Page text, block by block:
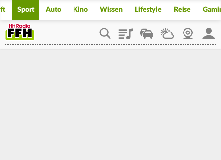
Sport Auto Kino Wissen Lifestyle Reise
PlaylistStaupilotWetterWebcam